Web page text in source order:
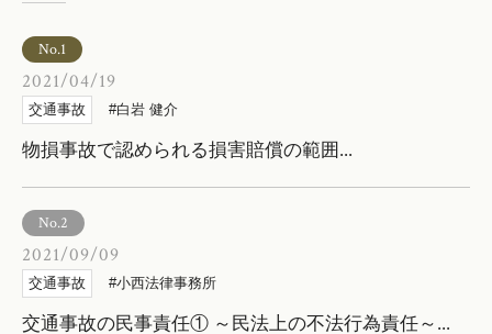
No.1
2021/04/19
交通事故 白岩 健介
物損事故で認められる損害賠償の範囲...
No.2
2021/09/09
交通事故 小西法律事務所
交通事故の民事責任① ～民法上の不法行為責任～...